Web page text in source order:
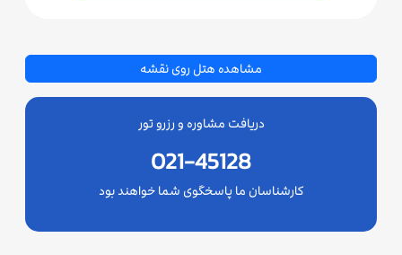
مشاهده هتل روی نقشه
دریافت مشاوره و رزرو تور
021-45128
کارشناسان ما پاسخگوی شما خواهند بود